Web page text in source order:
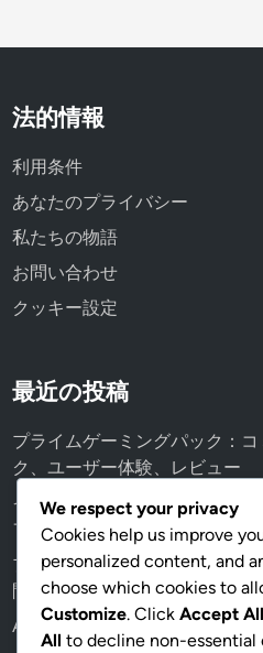
法的情報
利用条件
あなたのプライバシー
私たちの物語
お問い合わせ
クッキー設定
最近の投稿
プライムゲーミングパック：
ク、ユーザー体験、レビュー
イベント賞トラック：コミュ
フィードバック、体験
プライムゲーミングパック：
間限定オファー、特別パート
Apexコインギフトカード体験
We respect your privacy
Cookies help us improve
personalized content, and
choose which cookies to
Customize. Click Accept All
All to decline non-essential